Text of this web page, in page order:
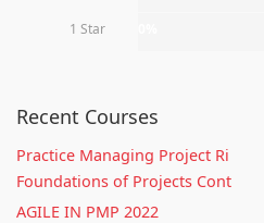
1 Star
Recent Courses
Practice Managing Project Ri
Foundations of Projects Cont
AGILE IN PMP 2022